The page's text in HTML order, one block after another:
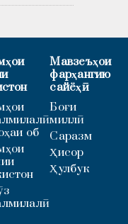
об
Мавзеъҳои
фарҳангию
сайёҳӣ
Боғи
миллӣ
Саразм
Ҳисор
Ҳулбук